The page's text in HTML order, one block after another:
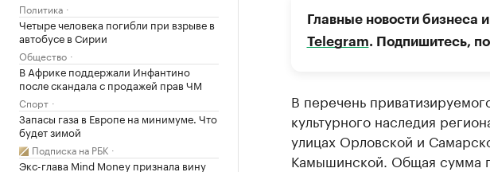
Политика
Четыре человека погибли при взрыве в
автобусе в Сирии
Общество
В Африке поддержали Инфантино
после скандала с продажей прав ЧМ
Спорт
Запасы газа в Европе на минимуме. Что
будет зимой
Подписка на РБК
Экс-глава Mind Money признала вину
Главные новости бизнеса
Telegram. Подпишитесь,
В перечень
культурного наследия
улицах Орловской и
Камышинской. Общая сумма